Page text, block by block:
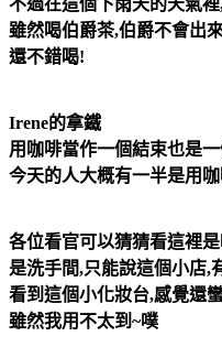
雖然喝伯爵茶,伯爵不會出
還不錯喝!
Irene的拿鐵
用咖啡當作一個結束也是
今天的人大概有一半是用
各位看官可以猜猜看這裡
是洗手間,只能說這個小店,
看到這個小化妝台,感覺還
雖然我用不太到~噗